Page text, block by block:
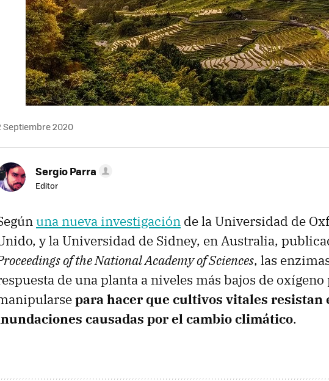
Septiembre 2020
Sergio Parra
Editor
una nueva investigación de la Universidad de
y la Universidad de Sidney, en Australia,
of the National Academy of Sciences, las
de una planta a niveles más bajos de
para hacer que cultivos vitales resistan
causadas por el cambio climático.